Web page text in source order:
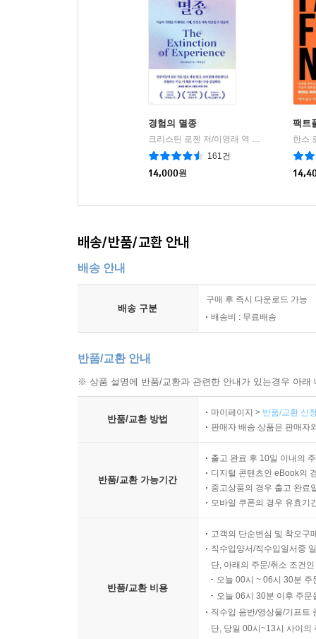
경험의 멸종
크리스틴 로젠 저/이영래 역 | 어크로스
161건
14,000원
팩트
배송/반품/교환 안내
배송 안내
배송 구분
구매 후 즉시 다운로드 가능
배송비 : 무료배송
반품/교환 안내
※ 상품 설명에 반품/교환과 관련한 안내가 있는경우 아
반품/교환 방법
마이페이지 > 반품/교환 신
판매자 배송 상품은 판매자
반품/교환 가능기간
출고 완료 후 10일 이내의
디지털 콘텐츠인 eBook의
중고상품의 경우 출고 완료
모바일 쿠폰의 경우 유효기
반품/교환 비용
고객의 단순변심 및 착오구
직수입양서/직수입일서중
단, 아래의 주문/취소 조건
오늘 00시 ~ 06시 30분
오늘 06시 30분 이후 주
직수입 음반/영상물/기프트
단, 당일 00시~13시 사이의